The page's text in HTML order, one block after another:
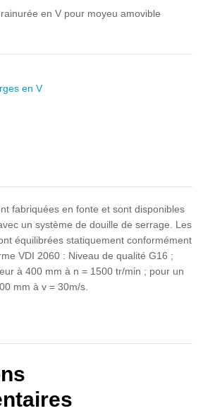
en V pour moyeu amovible
en V
fabriquées en fonte et sont disponibles
un système de douille de serrage. Les
équilibrées statiquement conformément
VDI 2060 : Niveau de qualité G16 ;
à 400 mm à n = 1500 tr/min ; pour un
mm à v = 30m/s.